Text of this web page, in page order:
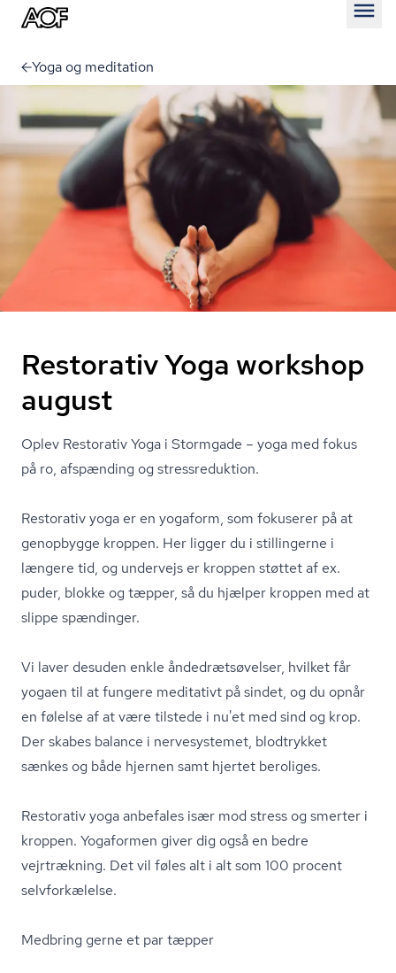
Yoga og meditation
Restorativ Yoga workshop
august
Oplev Restorativ Yoga i Stormgade – yoga med fokus
på ro, afspænding og stres­s­re­duk­tion.
Restorativ yoga er en yogaform, som fokuserer på at
genopbygge kroppen. Her ligger du i stillingerne i
længere tid, og undervejs er kroppen støttet af ex.
puder, blokke og tæpper, så du hjælper kroppen med at
slippe spændinger.
Vi laver desuden enkle ån­de­drætsø­vel­ser, hvilket får
yogaen til at fungere meditativt på sindet, og du opnår
en følelse af at være tilstede i nu'et med sind og krop.
Der skabes balance i nervesystemet, blodtrykket
sænkes og både hjernen samt hjertet beroliges.
Restorativ yoga anbefales især mod stress og smerter i
kroppen. Yogaformen giver dig også en bedre
vejrtrækning. Det vil føles alt i alt som 100 procent
selvforkælelse.
Medbring gerne et par tæpper